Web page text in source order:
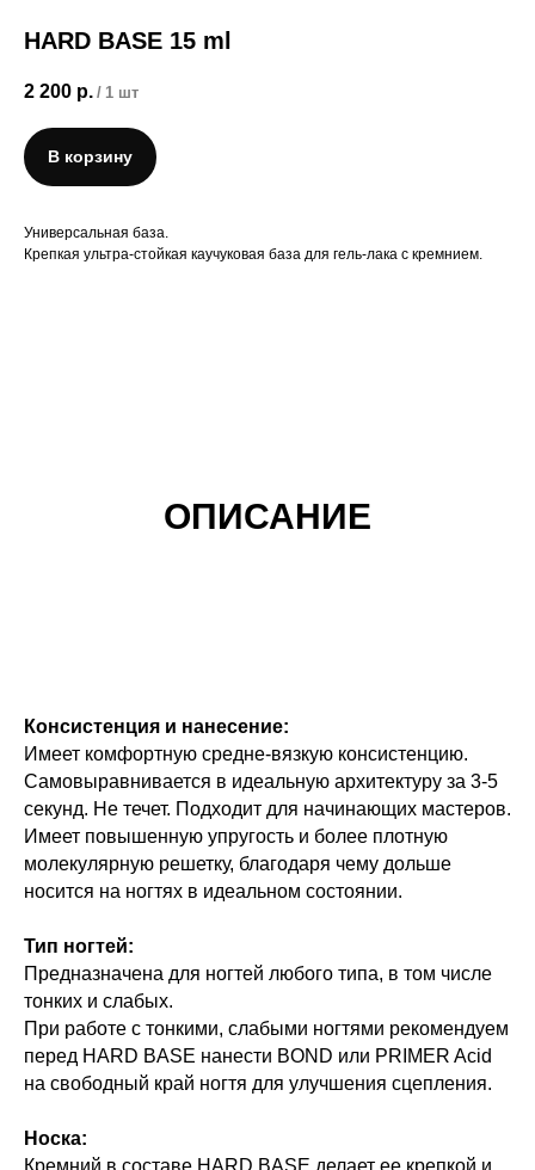
HARD BASE 15 ml
2 200 р. / 1 шт
В корзину
Универсальная база.
Крепкая ультра-стойкая каучуковая база для гель-лака с кремнием.
ОПИСАНИЕ
Консистенция и нанесение:
Имеет комфортную средне-вязкую консистенцию.
Самовыравнивается в идеальную архитектуру за 3-5
секунд. Не течет. Подходит для начинающих мастеров.
Имеет повышенную упругость и более плотную
молекулярную решетку, благодаря чему дольше
носится на ногтях в идеальном состоянии.
Тип ногтей:
Предназначена для ногтей любого типа, в том числе
тонких и слабых.
При работе с тонкими, слабыми ногтями рекомендуем
перед HARD BASE нанести BOND или PRIMER Acid
на свободный край ногтя для улучшения сцепления.
Носка:
Кремний в составе HARD BASE делает ее крепкой и